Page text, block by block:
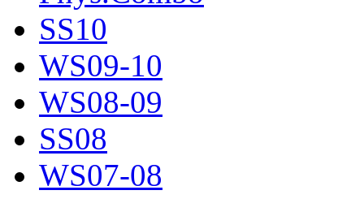
SS10
WS09-10
WS08-09
SS08
WS07-08